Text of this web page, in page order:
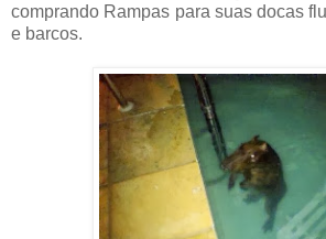
comprando Rampas para suas docas
e barcos.